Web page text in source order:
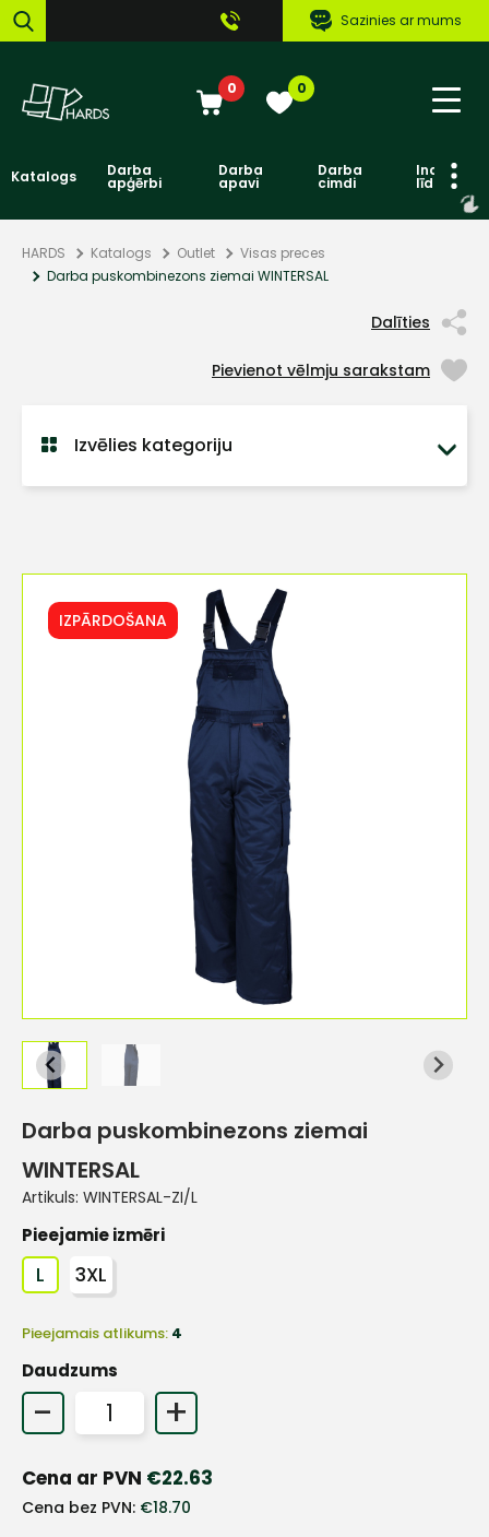
Sazinies ar mums
0 0
Katalogs Darba
apģērbi
Darba
apavi
Darba
cimdi līdzekļi
HARDS Katalogs Outlet
Visas preces
Darba puskombinezons ziemai WINTERSAL
Dalīties
Pievienot vēlmju sarakstam
Izvēlies kategoriju
IZPĀRDOŠANA
Darba puskombinezons ziemai
WINTERSAL
Artikuls: WINTERSAL-ZI/L
Pieejamie izmēri
L 3XL
Pieejamais atlikums: 4
Daudzums
- +
Cena ar PVN €22.63
Cena bez PVN: €18.70
+